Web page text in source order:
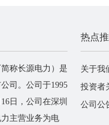
称长源电力）是
司。公司于1995
日，公司在深圳
主营业务为电
热点
关于我
投资者
公司公